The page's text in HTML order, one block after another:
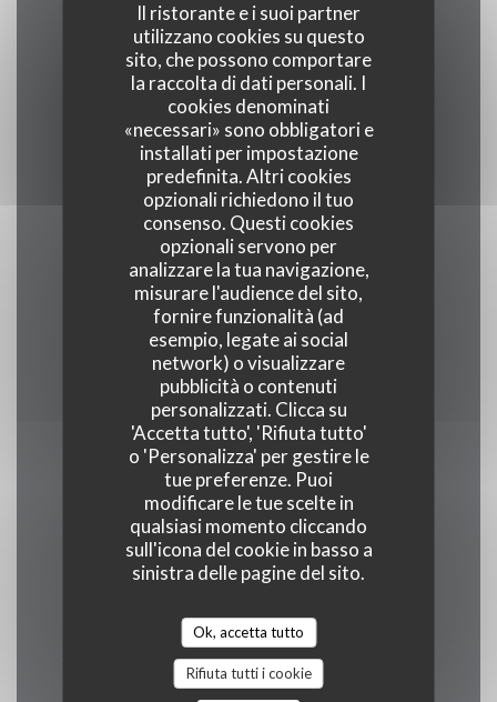
Il ristorante e i suoi partner
utilizzano cookies su questo
sito, che possono comportare
la raccolta di dati personali. I
cookies denominati
«necessari» sono obbligatori e
installati per impostazione
predefinita. Altri cookies
opzionali richiedono il tuo
consenso. Questi cookies
opzionali servono per
analizzare la tua navigazione,
misurare l'audience del sito,
fornire funzionalità (ad
esempio, legate ai social
network) o visualizzare
pubblicità o contenuti
personalizzati. Clicca su
'Accetta tutto', 'Rifiuta tutto'
o 'Personalizza' per gestire le
tue preferenze. Puoi
modificare le tue scelte in
qualsiasi momento cliccando
sull'icona del cookie in basso a
sinistra delle pagine del sito.
Ok, accetta tutto
Rifiuta tutti i cookie
Cucina
Tradizionale, Fresco, Terroir
Tipologia
Ristorante gastronomico
Servizi
Veranda, Wifi, Aria condizionata, servizio di
parcheggio, Accesso disabili
Metodo di pagamento
Union Pay, Contanti, Visa, American Express
Orari
12:00 - 00:00